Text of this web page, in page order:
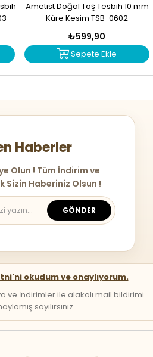
Ametist Doğal Taş Tesbih 10 mm
Küre Kesim TSB-0602
₺599,90
Sepete Ekle
Haberler
Olun ! Tüm İndirim ve
Sizin Haberiniz Olsun !
GÖNDER
okudum ve onaylıyorum.
ve İndirimler ile alakalı mail bildirimi
sayılırsınız.